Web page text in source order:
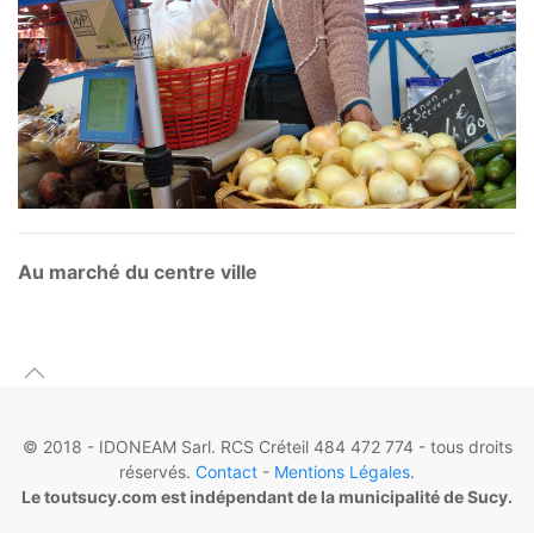
Au marché du centre ville
© 2018 - IDONEAM Sarl. RCS Créteil 484 472 774 - tous droits
réservés. Contact - Mentions Légales.
Le toutsucy.com est indépendant de la municipalité de Sucy.